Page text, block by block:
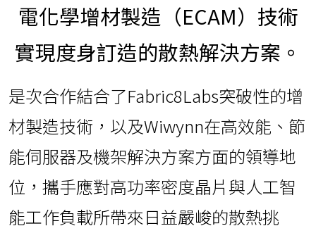
電化學增材製造（ECAM）技術
實現度身訂造的散熱解決方案。
是次合作結合了Fabric8Labs突破性的增
材製造技術，以及Wiwynn在高效能、節
能伺服器及機架解決方案方面的領導地
位，攜手應對高功率密度晶片與人工智
能工作負載所帶來日益嚴峻的散熱挑